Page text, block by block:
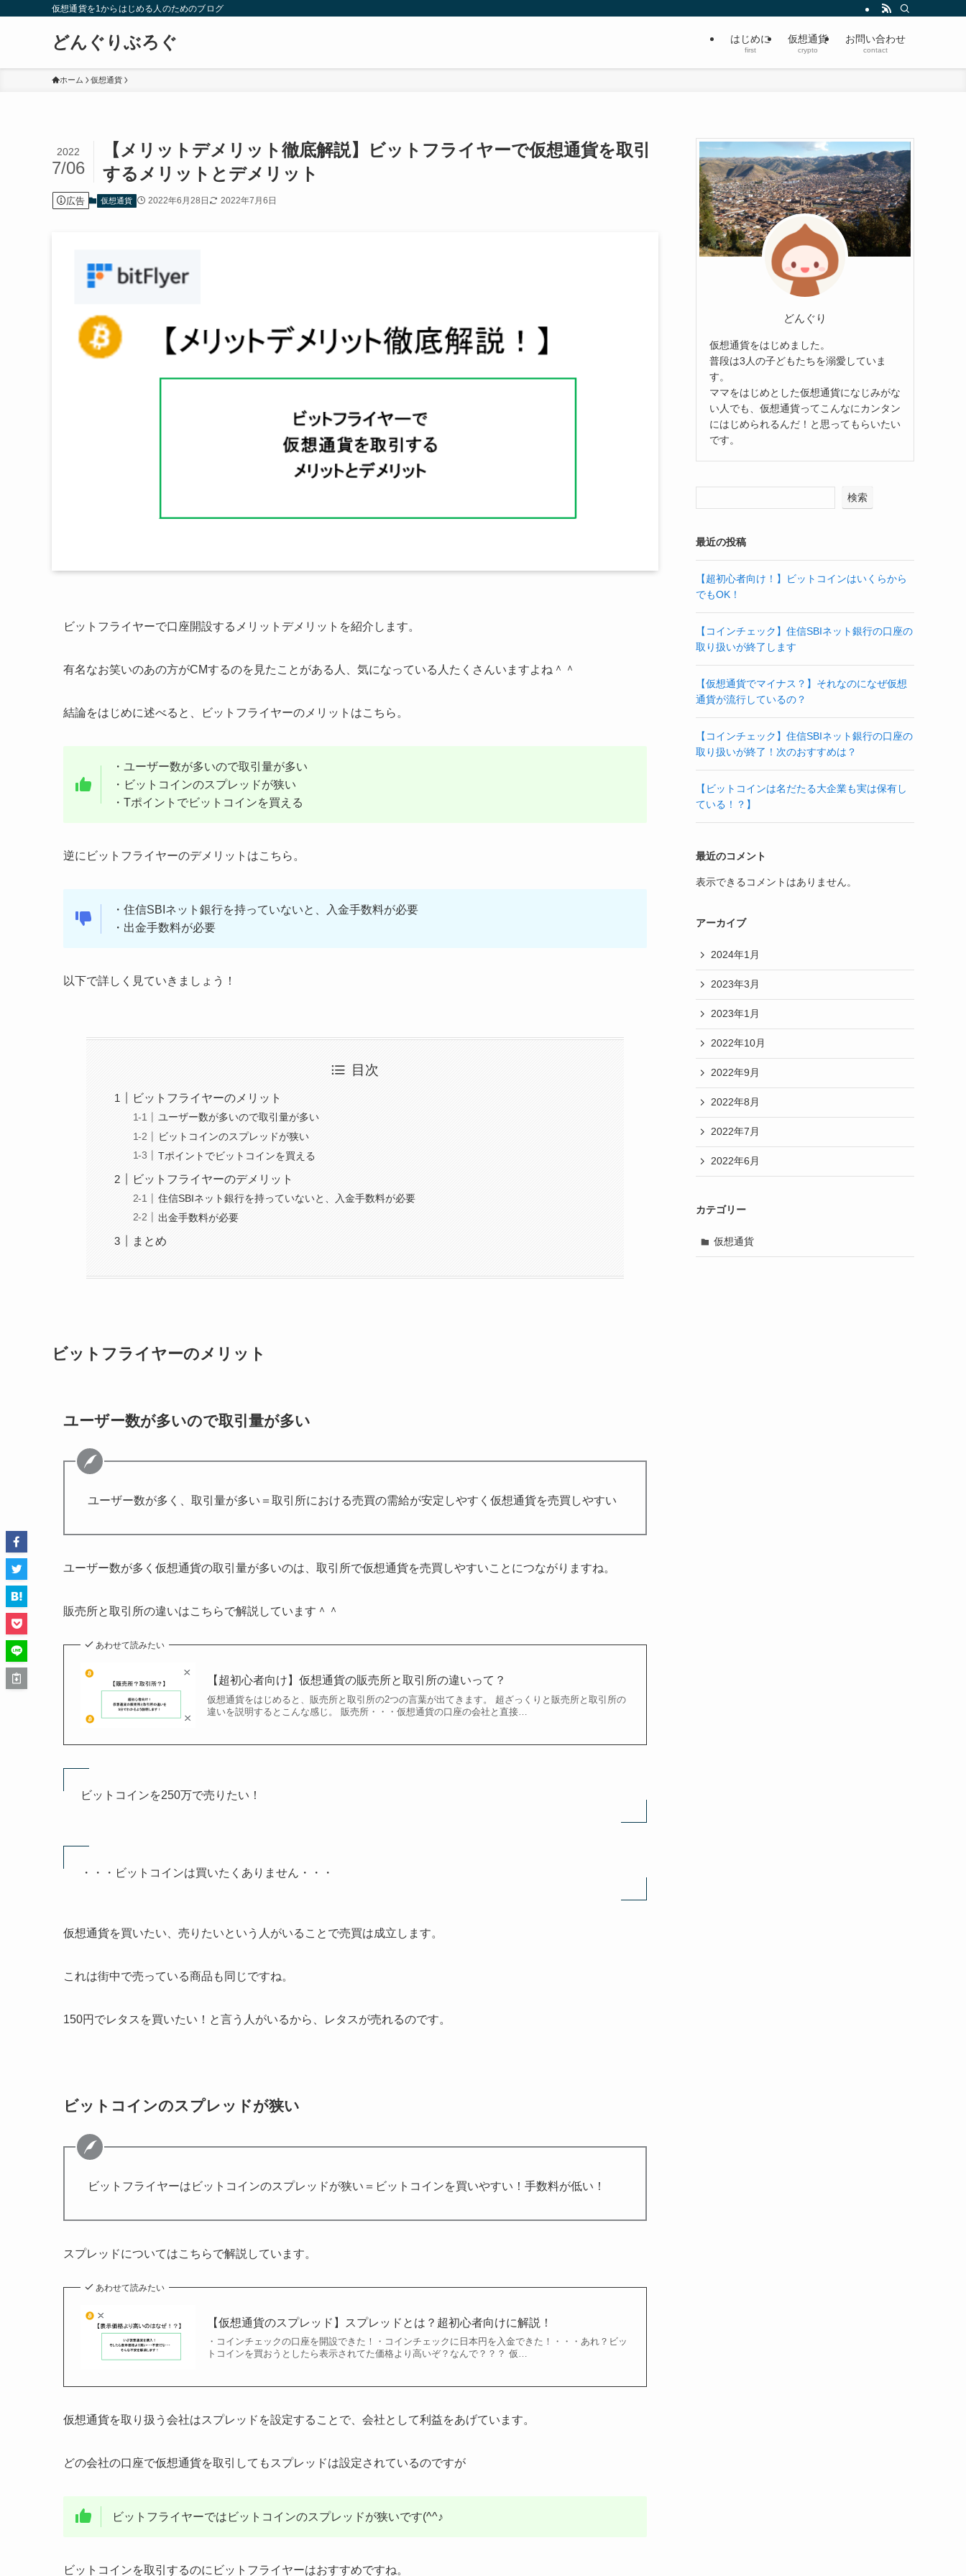
仮想通貨を1からはじめる人のためのブログ
どんぐりぶろぐ はじめに
first
仮想通貨
crypto
お問い合わせ
contact
ホーム 仮想通貨
【メリットデメリット徹底解説】ビットフライヤーで仮想通貨を取引
するメリットとデメリット
2022
7/06
広告 仮想通貨 2022年6月28日 2022年7月6日
ビットフライヤーで口座開設するメリットデメリットを紹介します。
有名なお笑いのあの方がCMするのを見たことがある人、気になっている人たくさんいますよね＾＾
結論をはじめに述べると、ビットフライヤーのメリットはこちら。
・ユーザー数が多いので取引量が多い
・ビットコインのスプレッドが狭い
・Tポイントでビットコインを買える
逆にビットフライヤーのデメリットはこちら。
・住信SBIネット銀行を持っていないと、入金手数料が必要
・出金手数料が必要
以下で詳しく見ていきましょう！
目次
ビットフライヤーのメリット
ユーザー数が多いので取引量が多い
ビットコインのスプレッドが狭い
Tポイントでビットコインを買える
ビットフライヤーのデメリット
住信SBIネット銀行を持っていないと、入金手数料が必要
出金手数料が必要
まとめ
ビットフライヤーのメリット
ユーザー数が多いので取引量が多い
ユーザー数が多く、取引量が多い＝取引所における売買の需給が安定しやすく仮想通貨を売買しやすい
ユーザー数が多く仮想通貨の取引量が多いのは、取引所で仮想通貨を売買しやすいことにつながりますね。
販売所と取引所の違いはこちらで解説しています＾＾
あわせて読みたい
【超初心者向け】仮想通貨の販売所と取引所の違いって？
仮想通貨をはじめると、販売所と取引所の2つの言葉が出てきます。 超ざっくりと販売所と取引所の
違いを説明するとこんな感じ。 販売所・・・仮想通貨の口座の会社と直接…
ビットコインを250万で売りたい！
・・・ビットコインは買いたくありません・・・
仮想通貨を買いたい、売りたいという人がいることで売買は成立します。
これは街中で売っている商品も同じですね。
150円でレタスを買いたい！と言う人がいるから、レタスが売れるのです。
ビットコインのスプレッドが狭い
ビットフライヤーはビットコインのスプレッドが狭い＝ビットコインを買いやすい！手数料が低い！
スプレッドについてはこちらで解説しています。
あわせて読みたい
【仮想通貨のスプレッド】スプレッドとは？超初心者向けに解説！
・コインチェックの口座を開設できた！・コインチェックに日本円を入金できた！・・・あれ？ビッ
トコインを買おうとしたら表示されてた価格より高いぞ？なんで？？？ 仮…
仮想通貨を取り扱う会社はスプレッドを設定することで、会社として利益をあげています。
どの会社の口座で仮想通貨を取引してもスプレッドは設定されているのですが
ビットフライヤーではビットコインのスプレッドが狭いです(^^♪
ビットコインを取引するのにビットフライヤーはおすすめですね。
どんぐり
仮想通貨をはじめました。
普段は3人の子どもたちを溺愛していま
す。
ママをはじめとした仮想通貨になじみがな
い人でも、仮想通貨ってこんなにカンタン
にはじめられるんだ！と思ってもらいたい
です。
検索
最近の投稿
【超初心者向け！】ビットコインはいくらから
でもOK！
【コインチェック】住信SBIネット銀行の口座の
取り扱いが終了します
【仮想通貨でマイナス？】それなのになぜ仮想
通貨が流行しているの？
【コインチェック】住信SBIネット銀行の口座の
取り扱いが終了！次のおすすめは？
【ビットコインは名だたる大企業も実は保有し
ている！？】
最近のコメント
表示できるコメントはありません。
アーカイブ
2024年1月
2023年3月
2023年1月
2022年10月
2022年9月
2022年8月
2022年7月
2022年6月
カテゴリー
仮想通貨